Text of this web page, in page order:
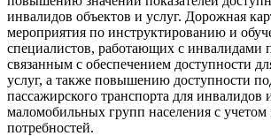
инвалидов объектов и услуг. Дорожная
мероприятия по инструктированию и
специалистов, работающих с инвалидами
связанным с обеспечением доступности
услуг, а также повышению доступности
пассажирского транспорта для инвалидов
маломобильных групп населения с
потребностей.